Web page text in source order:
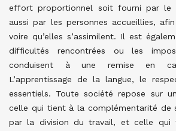
effort proportionnel soit fourni par le
aussi par les personnes accueillies, afin
voire qu’elles s’assimilent. Il est
difficultés rencontrées ou les
conduisent à une remise en
L’apprentissage de la langue, le
essentiels. Toute société repose sur
celle qui tient à la complémentarité de
par la division du travail, et celle qui